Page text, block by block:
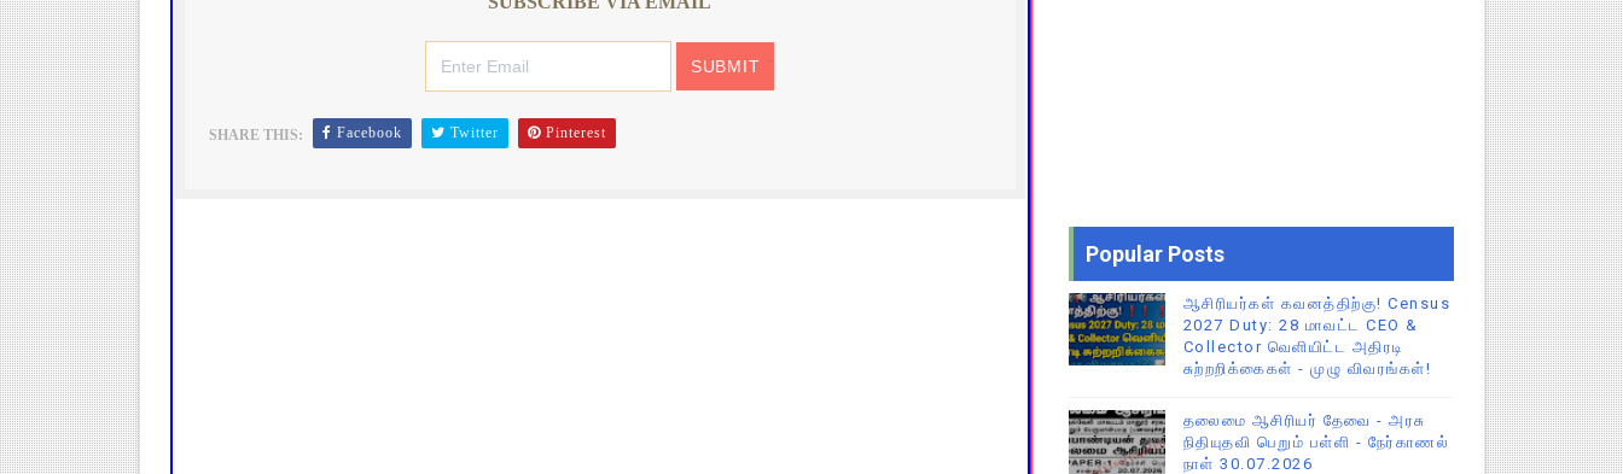
SHARE THIS: Facebook Twitter Pinterest
Popular Posts
ஆசிரியர்கள் கவனத்திற்கு! Census
2027 Duty: 28 மாவட்ட CEO &
Collector வெளியிட்ட அதிரடி
சுற்றறிக்கைகள் - முழு விவரங்கள்!
தலைமை ஆசிரியர் தேவை - அரசு
நிதியுதவி பெறும் பள்ளி - நேர்காணல்
நாள் 30.07.2026